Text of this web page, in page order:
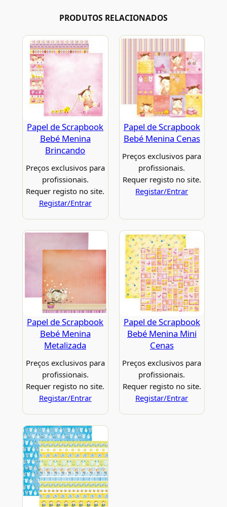
PRODUTOS RELACIONADOS
Papel de Scrapbook
Bebé Menina
Brincando
Preços exclusivos para
profissionais.
Requer registo no site.
Registar/Entrar
Papel de Scrapbook
Bebé Menina Cenas
Preços exclusivos para
profissionais.
Requer registo no site.
Registar/Entrar
Papel de Scrapbook
Bebé Menina
Metalizada
Preços exclusivos para
profissionais.
Requer registo no site.
Registar/Entrar
Papel de Scrapbook
Bebé Menina Mini
Cenas
Preços exclusivos para
profissionais.
Requer registo no site.
Registar/Entrar